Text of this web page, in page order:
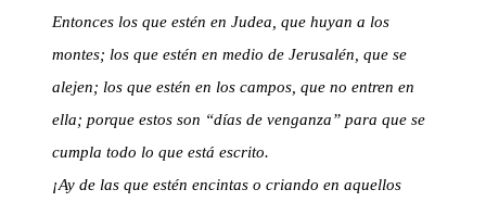
Entonces los que estén en Judea, que huyan a los
montes; los que estén en medio de Jerusalén, que se
alejen; los que estén en los campos, que no entren en
ella; porque estos son “días de venganza” para que se
cumpla todo lo que está escrito.
¡Ay de las que estén encintas o criando en aquellos